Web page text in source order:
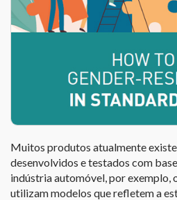
Muitos produtos atualmente
desenvolvidos e testados com
indústria automóvel, por exemplo,
utilizam modelos que refletem a